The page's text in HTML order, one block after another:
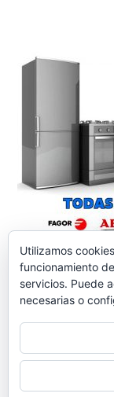
Utilizamos
funcionamiento
servicios. Puede
necesarias o